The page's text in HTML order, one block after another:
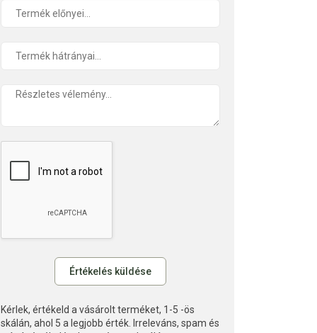
Kérlek, értékeld a vásárolt terméket, 1-5 -ös
skálán, ahol 5 a legjobb érték. Irreleváns, spam és